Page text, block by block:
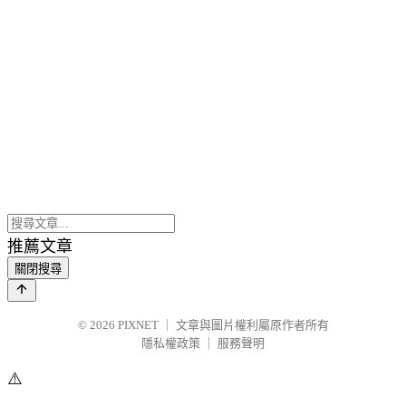
推薦文章
關閉搜尋
© 2026 PIXNET
文章與圖片權利屬原作者所有
隱私權政策
服務聲明
⚠️